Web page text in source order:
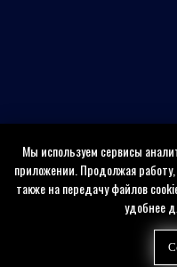
Мы используем сервисы
приложении. Продолжая
также на передачу файлов
удобнее